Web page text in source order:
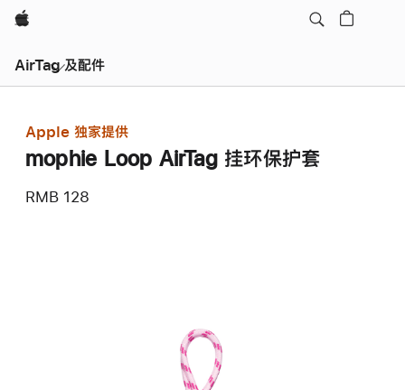
Apple
AirTag 及配件
Apple 独家提供
mophie Loop AirTag 挂环保护套
RMB 128